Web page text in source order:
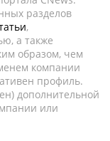
разделов
,
а также
образом, чем
компании
профиль.
дополнительной
или